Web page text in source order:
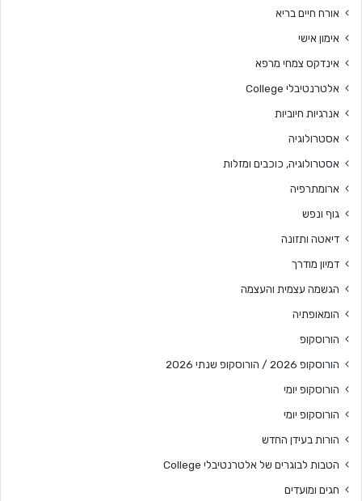
אורח חיים בריא
אימון אישי
אינדקס צמחי מרפא
אלטרנטיבלי College
אנרגיות חיוביות
אסטרולוגיה
אסטרולוגיה, כוכבים ומזלות
ארומתרפיה
גוף ונפש
דיאטה ותזונה
דמיון מודרך
הגשמה עצמית והעצמה
הומאופתיה
הורוסקופ
הורוסקופ 2026 / הורוסקופ שנתי 2026
הורוסקופ יומי
הורוסקופ יומי
הורות בעידן החדש
הטבות לבוגרים של אלטרנטיבלי College
חגים ומועדים